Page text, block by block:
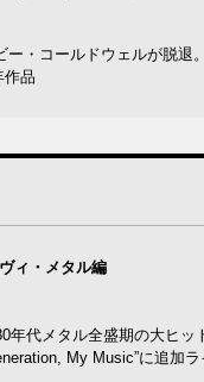
・コールドウェルが脱
作品
ィ・メタル編
代メタル全盛期の大ヒ
My Music”に追加ラ